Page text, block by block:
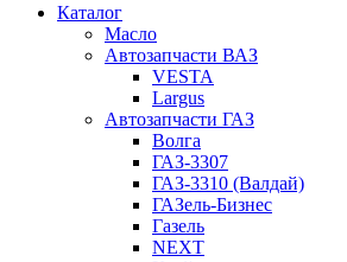
Каталог
Масло
Автозапчасти ВАЗ
VESTA
Largus
Автозапчасти ГАЗ
Волга
ГАЗ-3307
ГАЗ-3310 (Валдай)
ГАЗель-Бизнес
Газель
NEXT